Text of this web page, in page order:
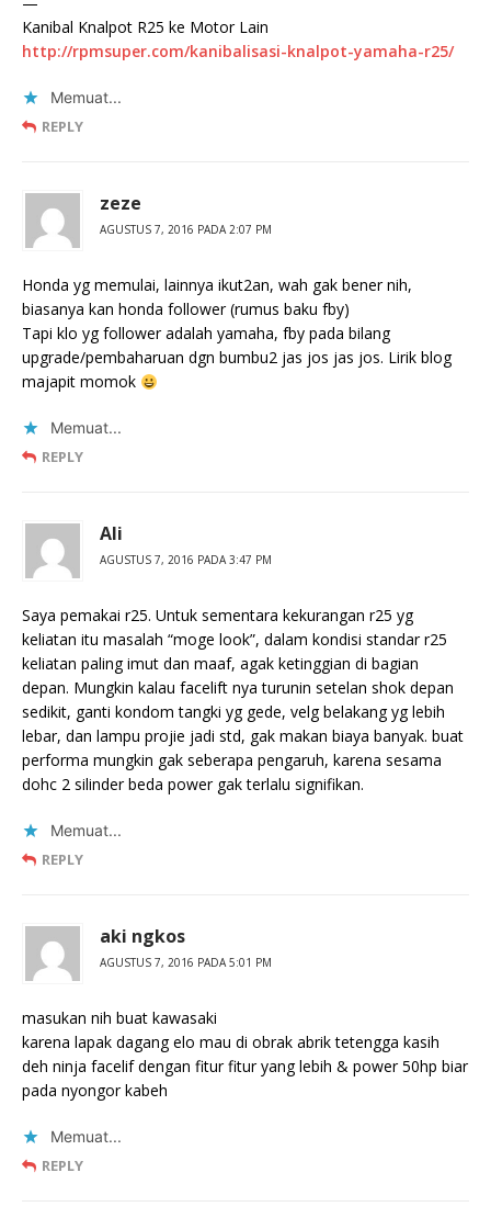
Kanibal Knalpot R25 ke Motor Lain
http://rpmsuper.com/kanibalisasi-knalpot-yamaha-r25/
Memuat...
REPLY
zeze
AGUSTUS 7, 2016 PADA 2:07 PM
Honda yg memulai, lainnya ikut2an, wah gak bener nih,
biasanya kan honda follower (rumus baku fby)
Tapi klo yg follower adalah yamaha, fby pada bilang
upgrade/pembaharuan dgn bumbu2 jas jos jas jos. Lirik blog
majapit momok
Memuat...
REPLY
Ali
AGUSTUS 7, 2016 PADA 3:47 PM
Saya pemakai r25. Untuk sementara kekurangan r25 yg
keliatan itu masalah “moge look”, dalam kondisi standar r25
keliatan paling imut dan maaf, agak ketinggian di bagian
depan. Mungkin kalau facelift nya turunin setelan shok depan
sedikit, ganti kondom tangki yg gede, velg belakang yg lebih
lebar, dan lampu projie jadi std, gak makan biaya banyak. buat
performa mungkin gak seberapa pengaruh, karena sesama
dohc 2 silinder beda power gak terlalu signifikan.
Memuat...
REPLY
aki ngkos
AGUSTUS 7, 2016 PADA 5:01 PM
masukan nih buat kawasaki
karena lapak dagang elo mau di obrak abrik tetengga kasih
deh ninja facelif dengan fitur fitur yang lebih & power 50hp biar
pada nyongor kabeh
Memuat...
REPLY